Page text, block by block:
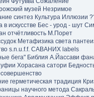
музей Незримое
синтез Культура Иллюзии
в искусстве Бес - урод - шут
отчётливость М.Порет
Метафизика света
s.n.u.f.f. САВАНИХ labels
бега" Библия А.Йассави
Хорасана сатори
герметическая традиция
научного метода